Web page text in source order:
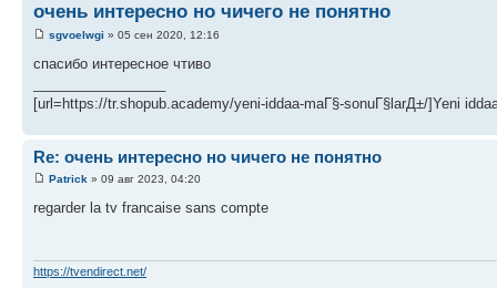
очень интересно но чичего не понятно
sgvoelwgi » 05 сен 2020, 12:16
спасибо интересное чтиво
[url=https://tr.shopub.academy/yeni-iddaa-maГ§-sonuГ§larД±/]Yeni
Re: очень интересно но чичего не понятно
Patrick » 09 авг 2023, 04:20
regarder la tv francaise sans compte
https://tvendirect.net/